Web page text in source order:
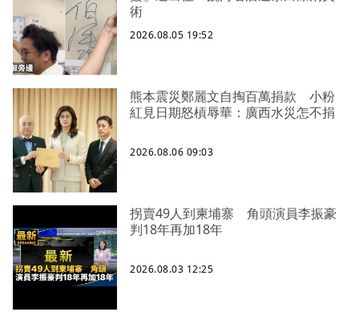
術
2026.08.05 19:52
熊本震災鄭麗文自掏百萬捐款 小粉
紅見日期怒槓辱華：廣西水災怎不捐
2026.08.06 09:03
拐賣49人到柬埔寨 角頭演員李振豪
判18年再加18年
2026.08.03 12:25